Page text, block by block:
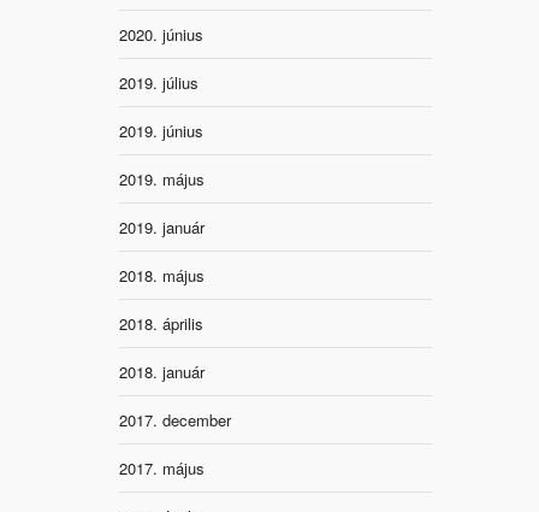
2020. június
2019. július
2019. június
2019. május
2019. január
2018. május
2018. április
2018. január
2017. december
2017. május